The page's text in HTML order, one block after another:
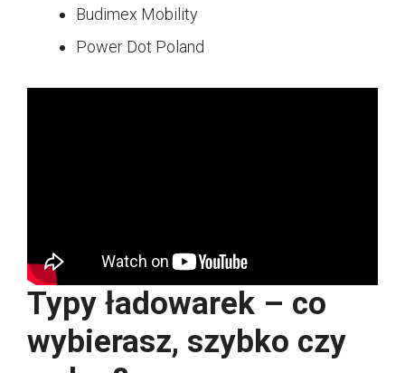
Budimex Mobility
Power Dot Poland
Typy ładowarek – co
wybierasz, szybko czy